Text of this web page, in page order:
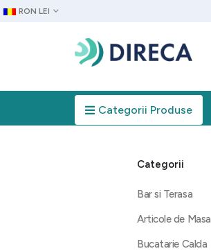
RON LEI
Categorii Produse
Categorii
Bar si Terasa
Articole de Masa
Bucatarie Calda